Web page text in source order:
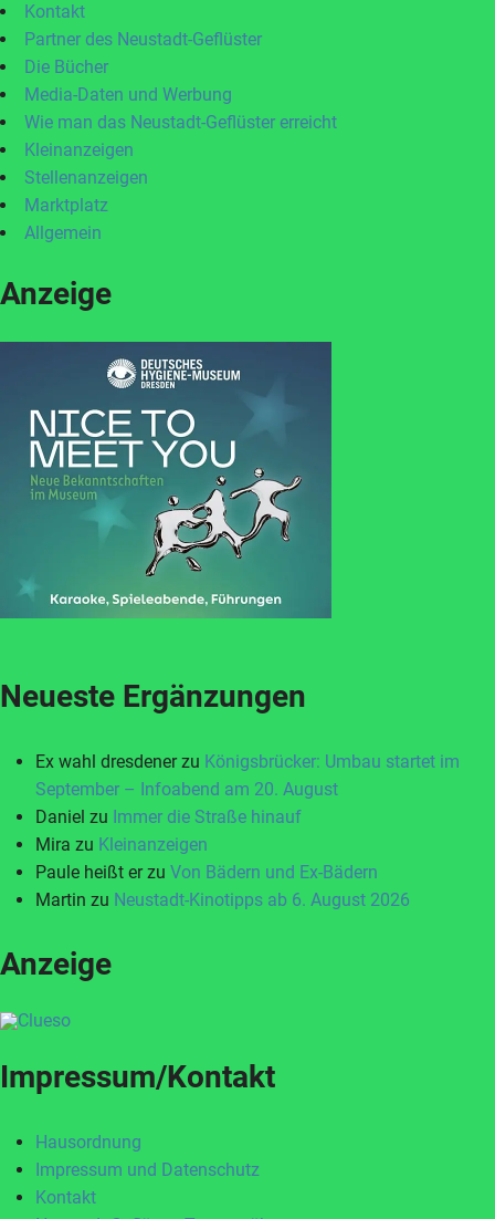
Kontakt
Partner des Neustadt-Geflüster
Die Bücher
Media-Daten und Werbung
Wie man das Neustadt-Geflüster erreicht
Kleinanzeigen
Stellenanzeigen
Marktplatz
Allgemein
Anzeige
Neueste Ergänzungen
Ex wahl dresdenerzu Königsbrücker: Umbau startet im
September – Infoabend am 20. August
Daniel zu Immer die Straße hinauf
Mira zu Kleinanzeigen
Paule heißt erzu Von Bädern und Ex-Bädern
Martin zu Neustadt-Kinotipps ab 6. August 2026
Anzeige
Impressum/Kontakt
Hausordnung
Impressum und Datenschutz
Kontakt